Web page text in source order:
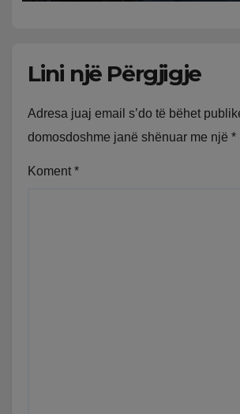
Lini një Përgjigje
Adresa juaj email s’do të bëhet
domosdoshme janë shënuar me një *
Koment *